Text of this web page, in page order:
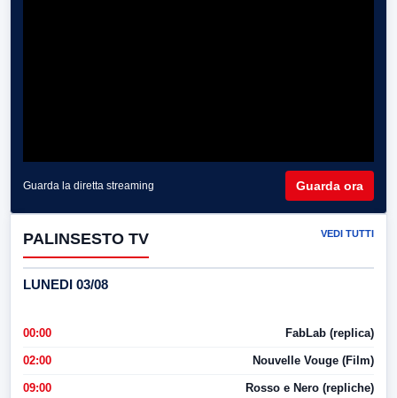
Guarda la diretta streaming Guarda ora
PALINSESTO TV VEDI TUTTI
LUNEDI 03/08
00:00 FabLab (replica)
02:00 Nouvelle Vouge (Film)
09:00 Rosso e Nero (repliche)